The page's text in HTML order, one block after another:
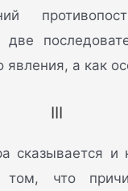
явления, а как
III
сказывается
что